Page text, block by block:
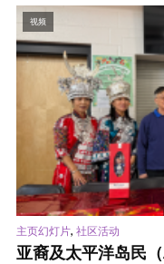
视频
主页幻灯片, 社区活动
亚裔及太平洋岛民